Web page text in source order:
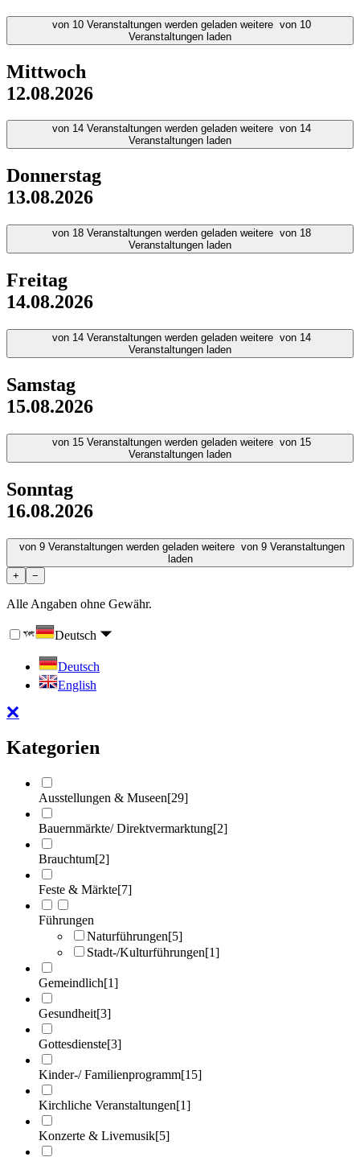
von 10 Veranstaltungen werden geladen weitere von 10
Veranstaltungen laden
Mittwoch
12.08.2026
von 14 Veranstaltungen werden geladen weitere von 14
Veranstaltungen laden
Donnerstag
13.08.2026
von 18 Veranstaltungen werden geladen weitere von 18
Veranstaltungen laden
Freitag
14.08.2026
von 14 Veranstaltungen werden geladen weitere von 14
Veranstaltungen laden
Samstag
15.08.2026
von 15 Veranstaltungen werden geladen weitere von 15
Veranstaltungen laden
Sonntag
16.08.2026
von 9Veranstaltungen werden geladen weitere von 9Veranstaltungen
laden
+
−
Alle Angaben ohne Gewähr.
Deutsch
Deutsch
English
Kategorien
Ausstellungen & Museen[29]
Bauernmärkte/ Direktvermarktung[2]
Brauchtum[2]
Feste & Märkte[7]
Führungen
Naturführungen[5]
Stadt-/Kulturführungen[1]
Gemeindlich[1]
Gesundheit[3]
Gottesdienste[3]
Kinder-/ Familienprogramm[15]
Kirchliche Veranstaltungen[1]
Konzerte & Livemusik[5]